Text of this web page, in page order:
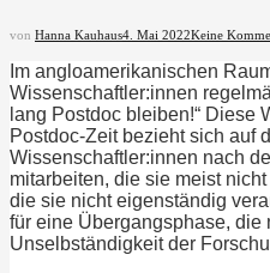
von Hanna Kauhaus4. Mai 2022Keine
Im angloamerikanischen
Wissenschaftler:innen
lang Postdoc bleiben!“ Diese
Postdoc-Zeit bezieht sich auf
Wissenschaftler:innen nach
mitarbeiten, die sie meist
die sie nicht eigenständig
für eine Übergangsphase, die
Unselbständigkeit der